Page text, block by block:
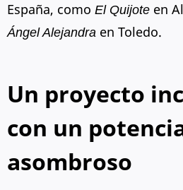
España, como El Quijote en
Ángel Alejandra en Toledo.
Un proyecto
con un
asombroso